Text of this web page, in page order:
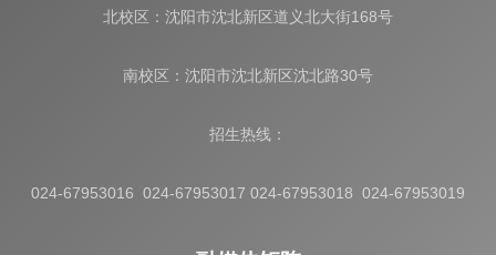
北校区：沈阳市沈北新区道义北大街168号
南校区：沈阳市沈北新区沈北路30号
招生热线：
024-67953016 024-67953017 024-67953018 024-67953019